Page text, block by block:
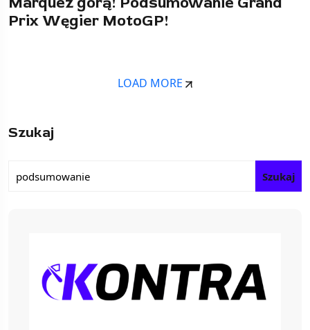
Prix Węgier MotoGP!
LOAD MORE
Szukaj
Szukaj